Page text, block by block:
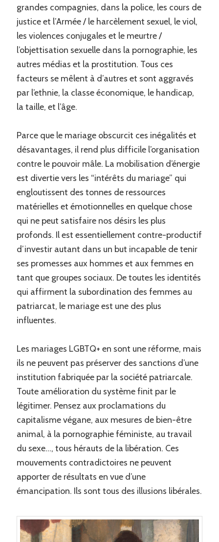
grandes compagnies, dans la police, les cours de
justice et l’Armée / le harcèlement sexuel, le viol,
les violences conjugales et le meurtre /
l’objettisation sexuelle dans la pornographie, les
autres médias et la prostitution. Tous ces
facteurs se mêlent à d’autres et sont aggravés
par l’ethnie, la classe économique, le handicap,
la taille, et l’âge.
Parce que le mariage obscurcit ces inégalités et
désavantages, il rend plus difficile l’organisation
contre le pouvoir mâle. La mobilisation d’énergie
est divertie vers les “intérêts du mariage” qui
engloutissent des tonnes de ressources
matérielles et émotionnelles en quelque chose
qui ne peut satisfaire nos désirs les plus
profonds. Il est essentiellement contre-productif
d’investir autant dans un but incapable de tenir
ses promesses aux hommes et aux femmes en
tant que groupes sociaux. De toutes les identités
qui affirment la subordination des femmes au
patriarcat, le mariage est une des plus
influentes.
Les mariages LGBTQ+ en sont une réforme, mais
ils ne peuvent pas préserver des sanctions d’une
institution fabriquée par la société patriarcale.
Toute amélioration du système finit par le
légitimer. Pensez aux proclamations du
capitalisme végane, aux mesures de bien-être
animal, à la pornographie féministe, au travail
du sexe…, tous hérauts de la libération. Ces
mouvements contradictoires ne peuvent
apporter de résultats en vue d’une
émancipation. Ils sont tous des illusions libérales.